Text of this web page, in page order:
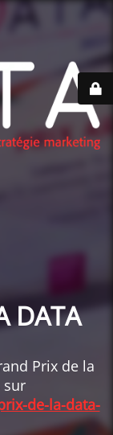
DATA
Prix de la
sur
de-la-data-